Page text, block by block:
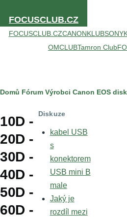
FOCUSCLUB.CZ
FOCUSCLUB.CZCANONKLUB
OMCLUBTamron Club
Drobečková
navigace
Domů Fórum Výrobci Canon EOS
10D -
20D -
30D -
40D -
50D -
60D -
Diskuze
kabel USB
s
konektorem
USB mini B
male
Jaký je
rozdíl mezi